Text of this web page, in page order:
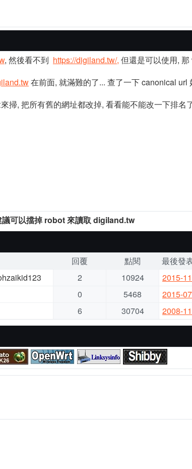
, 然後看不到 https://digiland.tw/, 但還是可以使用,
在前面, 就滿難的了... 查了一下 canonical url
掃, 把所有舊的網址都改掉, 看看能不能改一下排名
可以擋掉 robot 來讀取 digiland.tw
回覆 點閱
最後發
2 10924
2015-
0 5468
2015-
6 30704 2008-